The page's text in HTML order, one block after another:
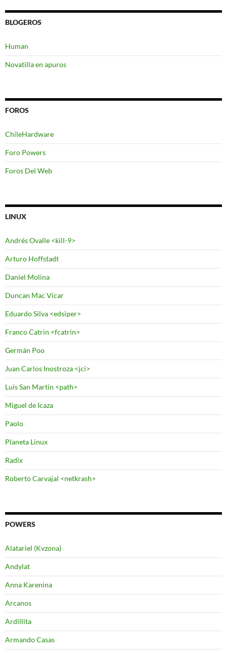
BLOGEROS
Human
Novatilla en apuros
FOROS
ChileHardware
Foro Powers
Foros Del Web
LINUX
Andrés Ovalle <kill-9>
Arturo Hoffstadt
Daniel Molina
Duncan Mac Vicar
Eduardo Silva <edsiper>
Franco Catrin <fcatrin>
Germán Poo
Juan Carlos Inostroza <jci>
Luis San Martín <path>
Miguel de Icaza
Paolo
Planeta Linux
Radix
Roberto Carvajal <netkrash>
POWERS
Alatariel (Kvzona)
Andylat
Anna Karenina
Arcanos
Ardillita
Armando Casas